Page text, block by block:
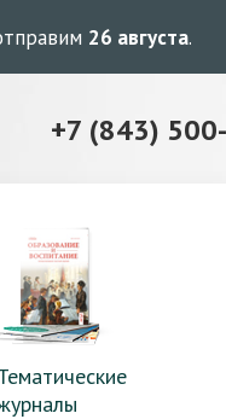
26 августа.
+7 (843)